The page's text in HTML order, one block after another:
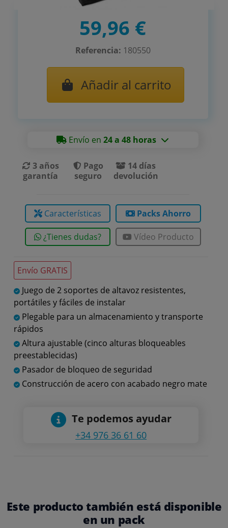
Envío GRATIS
Juego de 2 soportes de altavoz resistentes,
portátiles y fáciles de instalar
Plegable para un almacenamiento y transporte
rápidos
Altura ajustable (cinco alturas bloqueables
preestablecidas)
Pasador de bloqueo de seguridad
Construcción de acero con acabado negro mate
Te podemos ayudar
+34 976 36 61 60
59,96 €
Referencia: 180550
Añadir al carrito
Envío en24 a 48 horas
3 años
garantía
Pago
seguro
14 días
devolución
Características Packs Ahorro
¿Tienes dudas? Vídeo Producto
Este producto también está disponible
en un pack